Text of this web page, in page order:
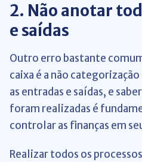
2. Não anotar
e saídas
Outro erro bastante
caixa é a não
as entradas e saídas, e
foram realizadas é
controlar as finanças em
Realizar todos os